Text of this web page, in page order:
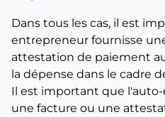
Dans tous les cas, il est
entrepreneur fournisse
attestation de paiement
la dépense dans le cadre
Il est important que
une facture ou une